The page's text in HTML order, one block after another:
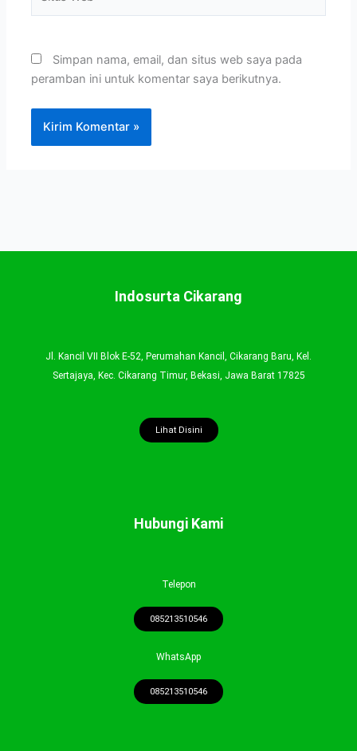
Simpan nama, email, dan situs web saya pada
peramban ini untuk komentar saya berikutnya.
Indosurta Cikarang
Jl. Kancil VII Blok E-52, Perumahan Kancil, Cikarang Baru, Kel.
Sertajaya, Kec. Cikarang Timur, Bekasi, Jawa Barat 17825
Lihat Disini
Hubungi Kami
Telepon
085213510546
WhatsApp
085213510546